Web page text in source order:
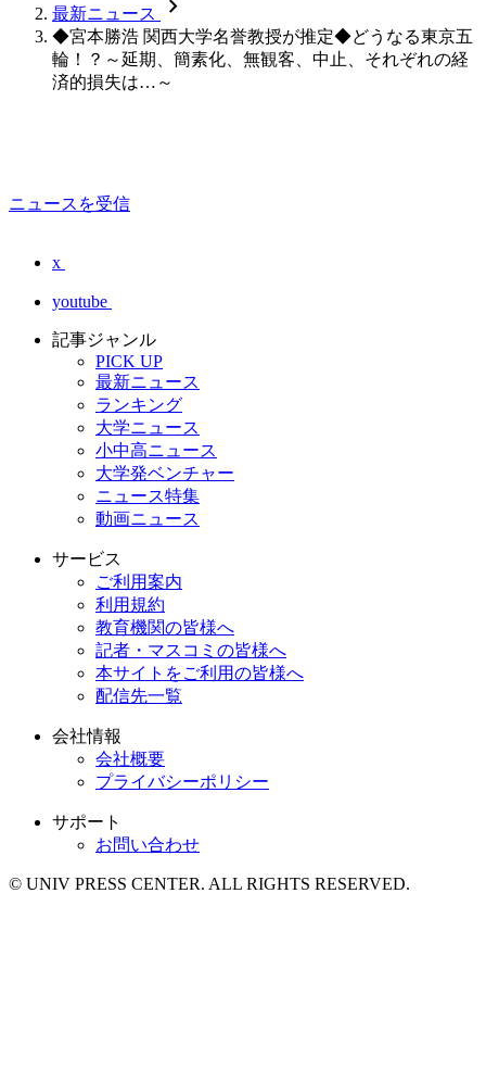
最新ニュース
◆宮本勝浩 関西大学名誉教授が推定◆どうなる東京五
輪！？～延期、簡素化、無観客、中止、それぞれの経
済的損失は…～
ニュースを受信
x
youtube
記事ジャンル
PICK UP
最新ニュース
ランキング
大学ニュース
小中高ニュース
大学発ベンチャー
ニュース特集
動画ニュース
サービス
ご利用案内
利用規約
教育機関の皆様へ
記者・マスコミの皆様へ
本サイトをご利用の皆様へ
配信先一覧
会社情報
会社概要
プライバシーポリシー
サポート
お問い合わせ
© UNIV PRESS CENTER. ALL RIGHTS RESERVED.